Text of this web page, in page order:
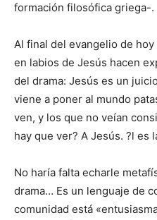
formación filosófica griega-.
Al final del evangelio de
en labios de Jesús hacen
del drama: Jesús es un
viene a poner al mundo
ven, y los que no veían
hay que ver? A Jesús. ?l es
No haría falta echarle
drama… Es un lenguaje de
comunidad está